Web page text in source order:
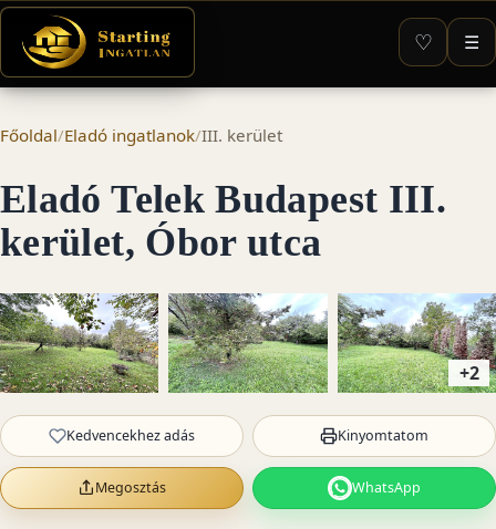
♡ ☰
Főoldal/Eladó ingatlanok/III. kerület
Eladó Telek Budapest III.
kerület, Óbor utca
+2
Kedvencekhez adás Kinyomtatom
Megosztás WhatsApp